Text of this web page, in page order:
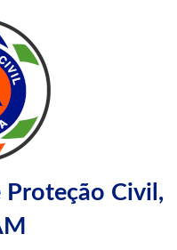
Proteção Civil,